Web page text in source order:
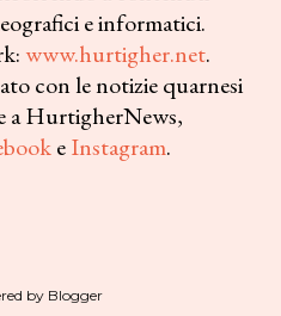
e informatici.
www.hurtigher.net.
con le notizie quarnesi
a HurtigherNews,
eInstagram.
by Blogger